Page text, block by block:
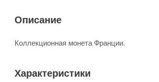
Описание
Коллекционная монета Франции.
Характеристики